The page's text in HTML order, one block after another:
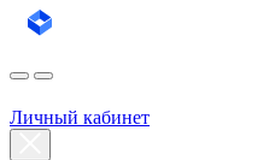
Личный кабинет